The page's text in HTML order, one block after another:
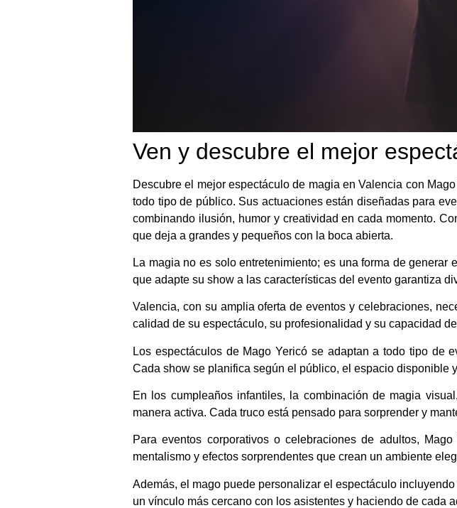
Ven y descubre el mejor
Descubre el mejor espectáculo de magia en Valencia con
todo tipo de público. Sus actuaciones están diseñadas para
combinando ilusión, humor y creatividad en cada momento.
que deja a grandes y pequeños con la boca abierta.
La magia no es solo entretenimiento; es una forma de
que adapte su show a las características del evento garantiza
Valencia, con su amplia oferta de eventos y celebraciones,
calidad de su espectáculo, su profesionalidad y su capacidad
Los espectáculos de Mago Yericó se adaptan a todo tipo de
Cada show se planifica según el público, el espacio disponible
En los cumpleaños infantiles, la combinación de magia
manera activa. Cada truco está pensado para sorprender y
Para eventos corporativos o celebraciones de adultos,
mentalismo y efectos sorprendentes que crean un ambiente
Además, el mago puede personalizar el espectáculo
un vínculo más cercano con los asistentes y haciendo de cada